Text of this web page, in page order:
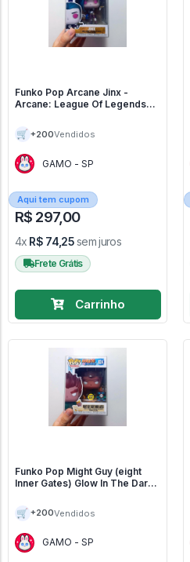
Funko Pop Arcane Jinx -
Arcane: League Of Legends
🛒 +200Vendidos
GAMO - SP
Aqui tem cupom
R$ 297,00
4x R$ 74,25sem juros
Frete Grátis
Carrinho
Funko Pop Might Guy (eight
Inner Gates) Glow In The Dark
🛒 +200Vendidos
GAMO - SP